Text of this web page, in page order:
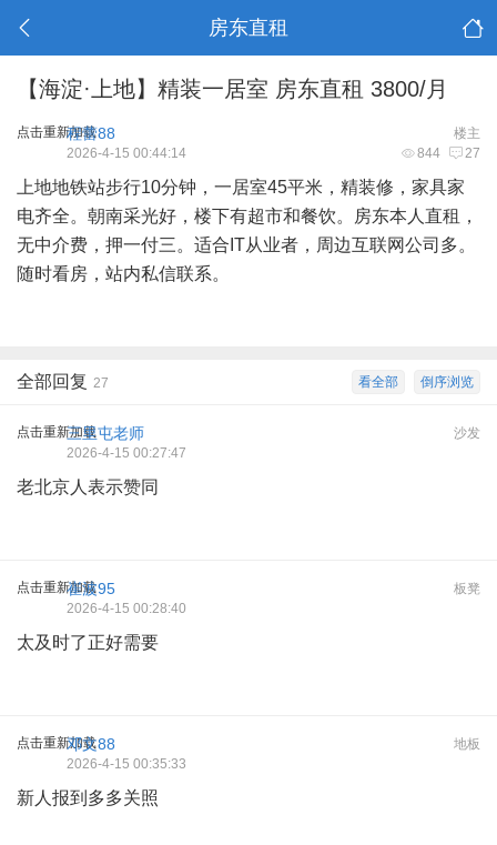
房东直租
【海淀·上地】精装一居室 房东直租 3800/月
点击重新加载 楼主
程蕾88
844 27
2026-4-15 00:44:14
上地地铁站步行10分钟，一居室45平米，精装修，家具家
电齐全。朝南采光好，楼下有超市和餐饮。房东本人直租，
无中介费，押一付三。适合IT从业者，周边互联网公司多。
随时看房，站内私信联系。
倒序浏览
看全部
全部回复 27
点击重新加载 沙发
三里屯老师
2026-4-15 00:27:47
老北京人表示赞同
点击重新加载 板凳
崔波95
2026-4-15 00:28:40
太及时了正好需要
点击重新加载 地板
邓文88
2026-4-15 00:35:33
新人报到多多关照